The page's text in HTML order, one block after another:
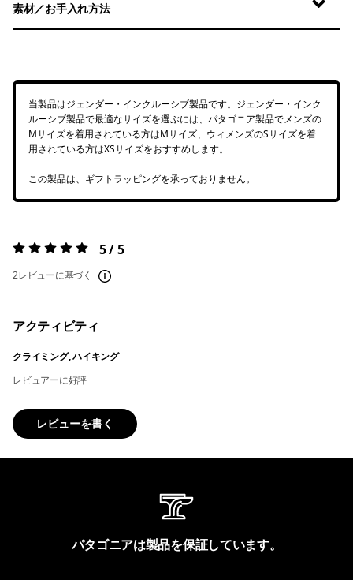
素材／お手入れ方法
当製品はジェンダー・インクルーシブ製品です。ジェンダー・インク
ルーシブ製品で最適なサイズを選ぶには、パタゴニア製品でメンズの
Mサイズを着用されている方はMサイズ、ウィメンズのSサイズを着
用されている方はXSサイズをおすすめします。
この製品は、ギフトラッピングを承っておりません。
評価:5 / 5 5 / 5
2レビューに基づく
アクティビティ
クライミング, ハイキング
レビュアーに好評
レビューを書く
パタゴニアは製品を保証しています。